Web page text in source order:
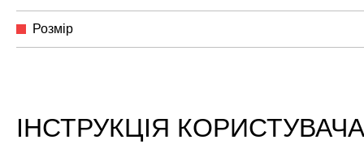
Розмір
ІНСТРУКЦІЯ КОРИСТУВАЧА